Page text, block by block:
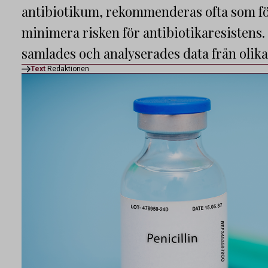
antibiotikum, rekommenderas ofta som
minimera risken för
samlades och analyserades data från
Text Redaktionen